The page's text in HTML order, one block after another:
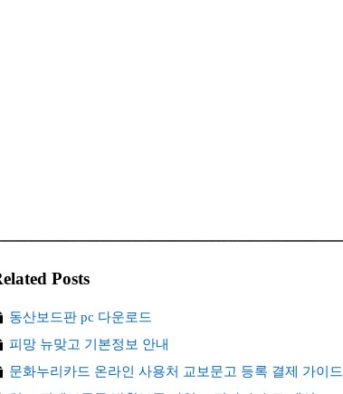
Posts
동산보드판 pc 다운로드
피망 뉴맞고 기본정보 안내
문화누리카드 온라인 사용처 교보문고 등록 결제 가이드